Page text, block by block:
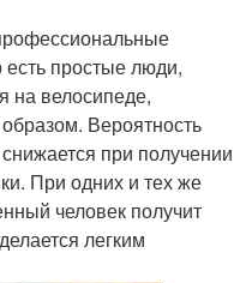
простые люди,
на велосипеде,
Вероятность
при получении
При одних и тех же
человек получит
легким